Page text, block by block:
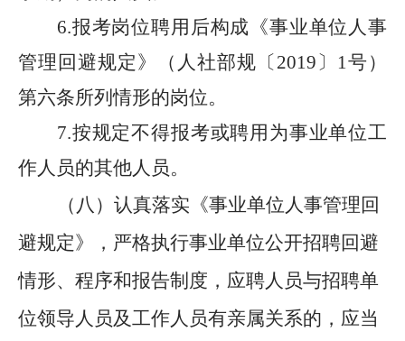
6.报考岗位聘用后构成《事业单位人事
管理回避规定》（人社部规〔2019〕1号）
第六条所列情形的岗位。
7.按规定不得报考或聘用为事业单位工
作人员的其他人员。
（八）认真落实《事业单位人事管理回
避规定》，严格执行事业单位公开招聘回避
情形、程序和报告制度，应聘人员与招聘单
位领导人员及工作人员有亲属关系的，应当